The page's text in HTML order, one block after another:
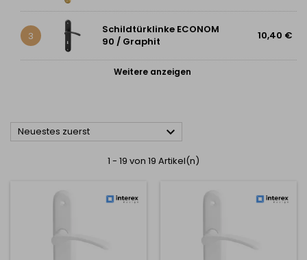
3
Schildtürklinke ECONOM
90 / Graphit
10,40 €
Weitere anzeigen
Neuestes zuerst 
1 - 19 von 19 Artikel(n)